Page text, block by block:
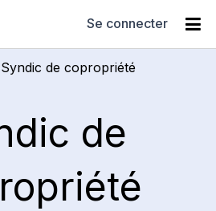
Se connecter
Syndic de copropriété
de